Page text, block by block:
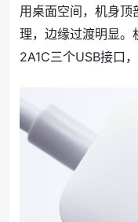
用桌面空间，机身顶
理，边缘过渡明显
2A1C三个USB接口